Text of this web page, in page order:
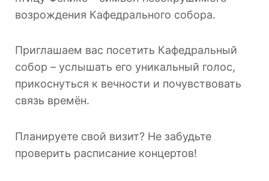
возрождения Кафедрального собора.
Приглашаем вас посетить Кафедральный
собор – услышать его уникальный голос,
прикоснуться к вечности и почувствовать
связь времён.
Планируете свой визит? Не забудьте
проверить расписание концертов!